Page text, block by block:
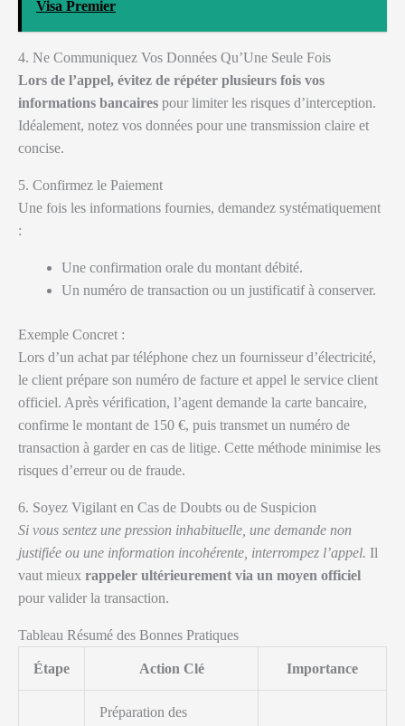
Visa Premier
4. Ne Communiquez Vos Données Qu’Une Seule Fois
Lors de l’appel, évitez de répéter plusieurs fois vos
informations bancaires pour limiter les risques d’interception.
Idéalement, notez vos données pour une transmission claire et
concise.
5. Confirmez le Paiement
Une fois les informations fournies, demandez systématiquement
:
Une confirmation orale du montant débité.
Un numéro de transaction ou un justificatif à conserver.
Exemple Concret :
Lors d’un achat par téléphone chez un fournisseur d’électricité,
le client prépare son numéro de facture et appel le service client
officiel. Après vérification, l’agent demande la carte bancaire,
confirme le montant de 150 €, puis transmet un numéro de
transaction à garder en cas de litige. Cette méthode minimise les
risques d’erreur ou de fraude.
6. Soyez Vigilant en Cas de Doubts ou de Suspicion
Si vous sentez une pression inhabituelle, une demande non
justifiée ou une information incohérente, interrompez l’appel. Il
vaut mieux rappeler ultérieurement via un moyen officiel
pour valider la transaction.
Tableau Résumé des Bonnes Pratiques
Étape Action Clé Importance
Préparation des